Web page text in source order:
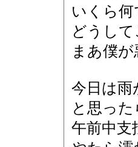
いくら
どうし
まあ僕
今日は
と思っ
午前中支